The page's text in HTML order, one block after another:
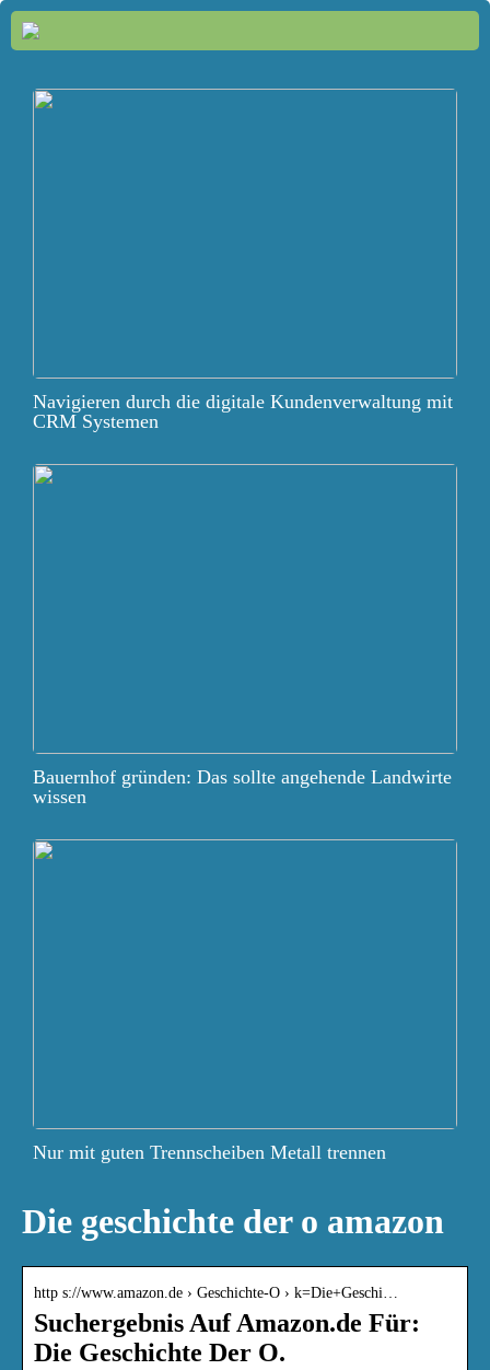
Navigieren durch die digitale Kundenverwaltung mit
CRM Systemen
Bauernhof gründen: Das sollte angehende Landwirte
wissen
Nur mit guten Trennscheiben Metall trennen
Die geschichte der o amazon
http s://www.amazon.de › Geschichte-O › k=Die+Geschi…
Suchergebnis Auf Amazon.de Für:
Die Geschichte Der O.